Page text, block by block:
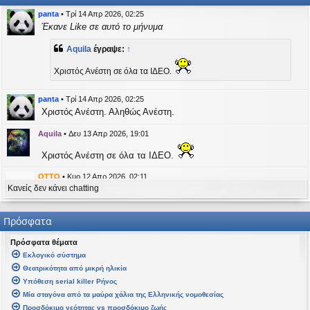
εις
η
panta • Τρί 14 Απρ 2026, 02:25
Έκανε Like σε αυτό το μήνυμα
Aquila έγραψε: ↑
Χριστός Ανέστη σε όλα τα ΙΔΕΟ.
panta • Τρί 14 Απρ 2026, 02:25
Χριστός Ανέστη. Αληθώς Ανέστη.
Aquila • Δευ 13 Απρ 2026, 19:01
Χριστός Ανέστη σε όλα τα ΙΔΕΟ.
OTTO • Κυρ 12 Απρ 2026, 02:11
likes this message
kat_womanέγραψε:↑
pantaέγραψε:↑
Καλή Μεγάλη Εβδομάδα. Καλή Ανάσταση.
Καλή Ανάσταση σε όλους!
Κανείς δεν κάνει chatting
Πρόσφατα
Πρόσφατα θέματα
Εκλογικό σύστημα
Θεατρικότητα από μικρή ηλικία
Υπόθεση serial killer Ρήνος
Μία σταγόνα από τα μαύρα χάλια της Ελληνικής νομοθεσίας
Προσδόκιμο νεότητας vs προσδόκιμο ζωής